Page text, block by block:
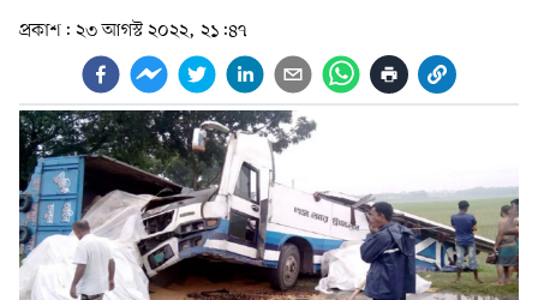
প্রকাশ: ২৩ আগস্ট ২০২২, ২১:৪৭